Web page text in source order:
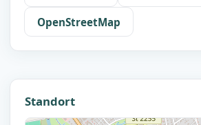
OpenStreetMap
Standort